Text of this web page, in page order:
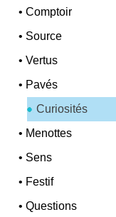
•Comptoir
• Source
•Vertus
• Pavés
Curiosités
• Menottes
• Sens
• Festif
•Questions